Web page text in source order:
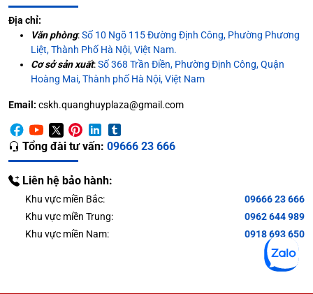
Địa chỉ:
Văn phòng:Số 10 Ngõ 115 Đường Định Công, Phường Phương
Liệt, Thành Phố Hà Nội, Việt Nam.
Cơ sở sản xuất:Số 368 Trần Điền, Phường Định Công, Quận
Hoàng Mai, Thành phố Hà Nội, Việt Nam
Email: cskh.quanghuyplaza@gmail.com
Tổng đài tư vấn: 09666 23 666
Liên hệ bảo hành:
Khu vực miền Bắc:
09666 23 666
Khu vực miền Trung:
0962 644 989
Khu vực miền Nam:
0918 693 650